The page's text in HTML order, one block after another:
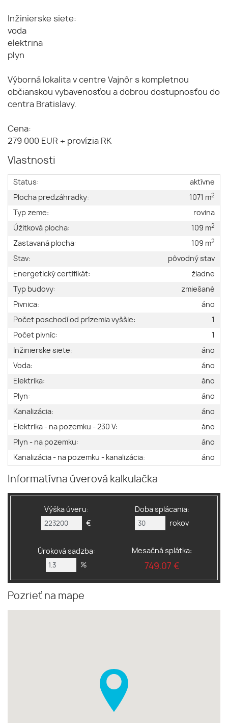
Inžinierske siete:
voda
elektrina
plyn
Výborná lokalita v centre Vajnôr s kompletnou
občianskou vybavenosťou a dobrou dostupnosťou do
centra Bratislavy.
Cena:
279 000 EUR + provízia RK
Vlastnosti
Status:
aktívne
Plocha predzáhradky:
1071 m2
Typ zeme:
rovina
Úžitková plocha:
109 m2
Zastavaná plocha: 109 m2
Stav:
pôvodný stav
Energetický certifikát:
žiadne
Typ budovy:
zmiešané
Pivnica:
áno
Počet poschodí od prízemia vyššie:
1
Počet pivníc:
1
Inžinierske siete:
áno
Voda:
áno
Elektrika:
áno
Plyn:
áno
Kanalizácia:
áno
Elektrika - na pozemku - 230 V:
áno
Plyn - na pozemku:
áno
Kanalizácia - na pozemku - kanalizácia:
áno
Informatívna úverová kalkulačka
Výška úveru:
€
Doba splácania:
rokov
Úroková sadzba:
%
Mesačná splátka:
749.07 €
Pozrieť na mape